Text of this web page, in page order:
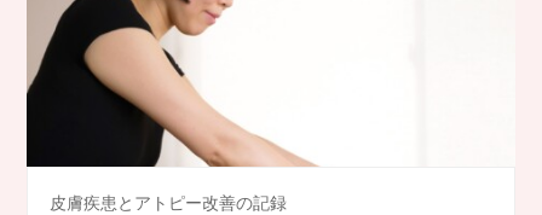
皮膚疾患とアトピー改善の記録